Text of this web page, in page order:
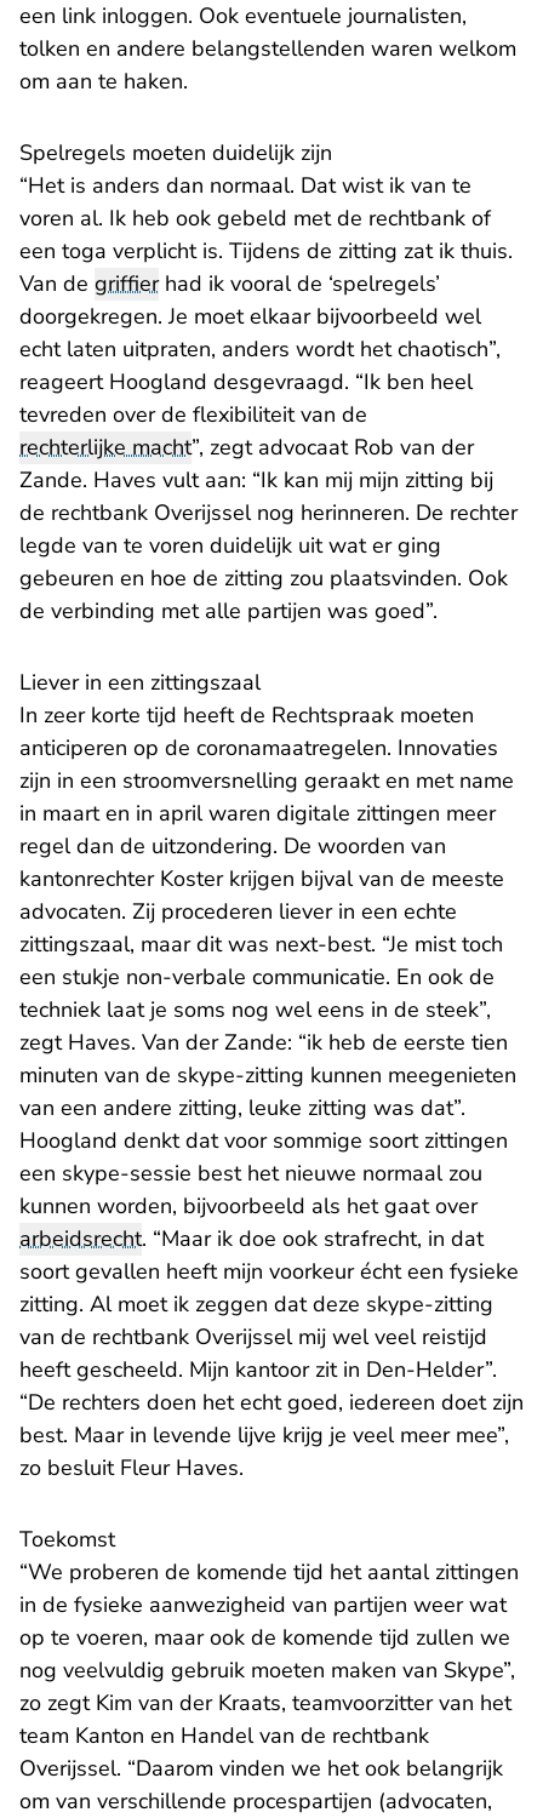
een link inloggen. Ook eventuele journalisten,
tolken en andere belangstellenden waren welkom
om aan te haken.
Spelregels moeten duidelijk zijn
“Het is anders dan normaal. Dat wist ik van te
voren al. Ik heb ook gebeld met de rechtbank of
een toga verplicht is. Tijdens de zitting zat ik thuis.
Van de griffierhad ik vooral de ‘spelregels’
doorgekregen. Je moet elkaar bijvoorbeeld wel
echt laten uitpraten, anders wordt het chaotisch”,
reageert Hoogland desgevraagd. “Ik ben heel
tevreden over de flexibiliteit van de
rechterlijke macht”, zegt advocaat Rob van der
Zande. Haves vult aan: “Ik kan mij mijn zitting bij
de rechtbank Overijssel nog herinneren. De rechter
legde van te voren duidelijk uit wat er ging
gebeuren en hoe de zitting zou plaatsvinden. Ook
de verbinding met alle partijen was goed”.
Liever in een zittingszaal
In zeer korte tijd heeft de Rechtspraak moeten
anticiperen op de coronamaatregelen. Innovaties
zijn in een stroomversnelling geraakt en met name
in maart en in april waren digitale zittingen meer
regel dan de uitzondering. De woorden van
kantonrechter Koster krijgen bijval van de meeste
advocaten. Zij procederen liever in een echte
zittingszaal, maar dit was next-best. “Je mist toch
een stukje non-verbale communicatie. En ook de
techniek laat je soms nog wel eens in de steek”,
zegt Haves. Van der Zande: “ik heb de eerste tien
minuten van de skype-zitting kunnen meegenieten
van een andere zitting, leuke zitting was dat”.
Hoogland denkt dat voor sommige soort zittingen
een skype-sessie best het nieuwe normaal zou
kunnen worden, bijvoorbeeld als het gaat over
arbeidsrecht. “Maar ik doe ook strafrecht, in dat
soort gevallen heeft mijn voorkeur écht een fysieke
zitting. Al moet ik zeggen dat deze skype-zitting
van de rechtbank Overijssel mij wel veel reistijd
heeft gescheeld. Mijn kantoor zit in Den-Helder”.
“De rechters doen het echt goed, iedereen doet zijn
best. Maar in levende lijve krijg je veel meer mee”,
zo besluit Fleur Haves.
Toekomst
“We proberen de komende tijd het aantal zittingen
in de fysieke aanwezigheid van partijen weer wat
op te voeren, maar ook de komende tijd zullen we
nog veelvuldig gebruik moeten maken van Skype”,
zo zegt Kim van der Kraats, teamvoorzitter van het
team Kanton en Handel van de rechtbank
Overijssel. “Daarom vinden we het ook belangrijk
om van verschillende procespartijen (advocaten,